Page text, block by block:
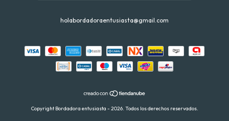
holabordadoraentusiasta@gmail.com
Copyright Bordadora entusiasta - 2026. Todos los derechos reservados.